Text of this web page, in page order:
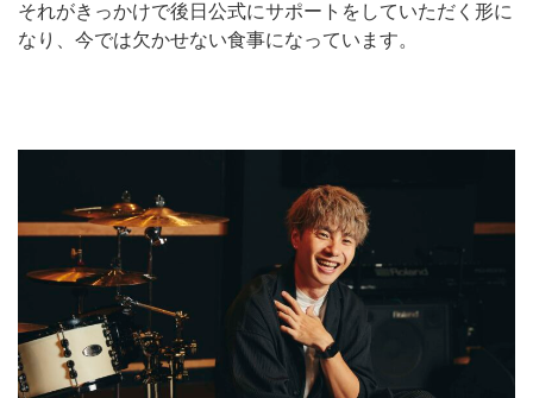
それがきっかけで後日公式にサポートをしていただく形に
なり、今では欠かせない食事になっています。